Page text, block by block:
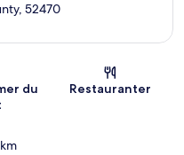
52470
du
Restauranter